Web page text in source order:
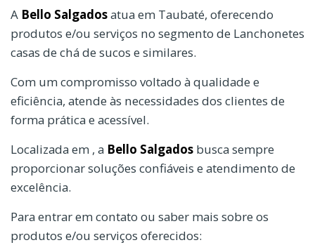
A Bello Salgadosatua em Taubaté, oferecendo
produtos e/ou serviços no segmento de Lanchonetes
casas de chá de sucos e similares.
Com um compromisso voltado à qualidade e
eficiência, atende às necessidades dos clientes de
forma prática e acessível.
Localizada em , a Bello Salgados busca sempre
proporcionar soluções confiáveis e atendimento de
excelência.
Para entrar em contato ou saber mais sobre os
produtos e/ou serviços oferecidos: